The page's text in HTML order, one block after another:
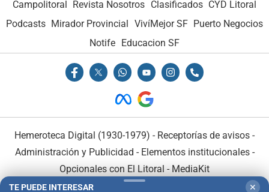
Campolitoral Revista Nosotros Clasificados CYD Litoral
Podcasts Mirador Provincial VivíMejor SF Puerto Negocios
Notife
Educacion SF
Hemeroteca Digital (1930-1979) - Receptorías de avisos -
Administración y Publicidad - Elementos institucionales-
Opcionales con El Litoral - MediaKit
TE PUEDE INTERESAR ✕